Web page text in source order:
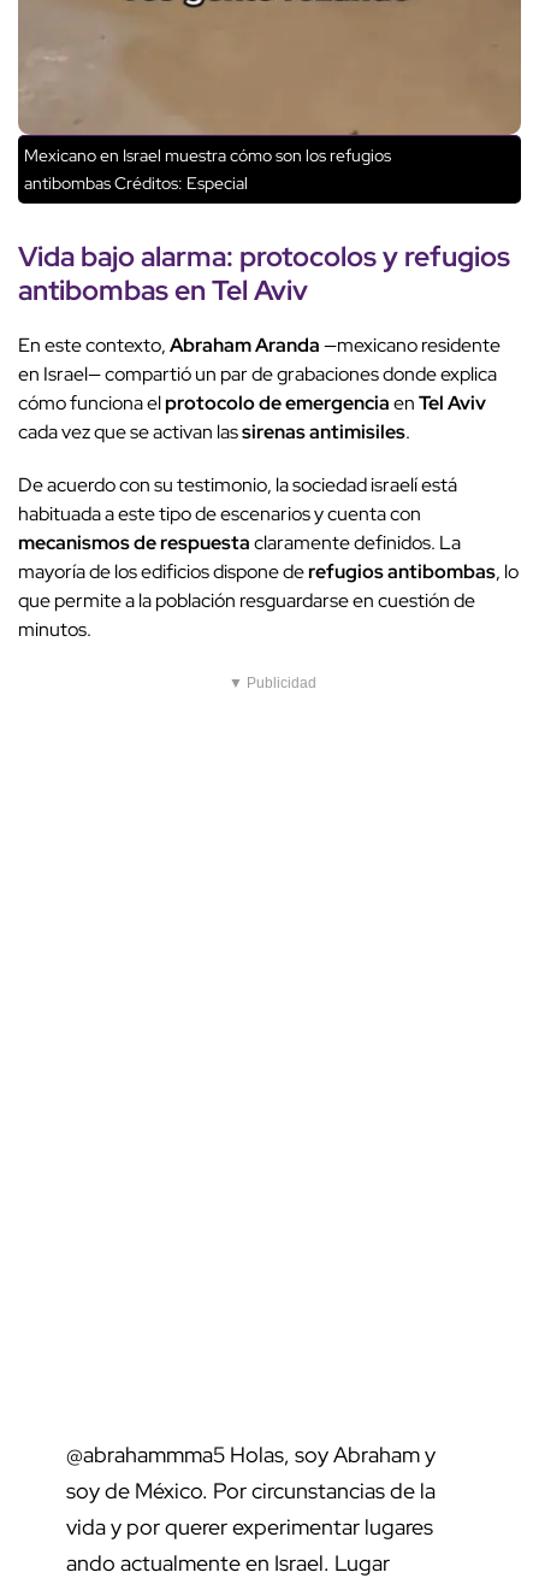
Mexicano en Israel muestra cómo son los refugios
antibombasCréditos: Especial
Vida bajo alarma: protocolos y refugios
antibombasenTel Aviv
En este contexto,Abraham Aranda—mexicano residente
en Israel— compartió un par de grabaciones donde explica
cómo funciona elprotocolo de emergenciaenTel Aviv
cada vez que se activan lassirenas antimisiles.
De acuerdo con su testimonio, la sociedad israelí está
habituada a este tipo de escenarios y cuenta con
mecanismos de respuestaclaramente definidos. La
mayoría de los edificios dispone derefugios antibombas, lo
que permite a la población resguardarse en cuestión de
minutos.
▼ Publicidad
@abrahammma5 Holas, soy Abraham y
soy de México. Por circunstancias de la
vida y por querer experimentar lugares
ando actualmente en Israel. Lugar